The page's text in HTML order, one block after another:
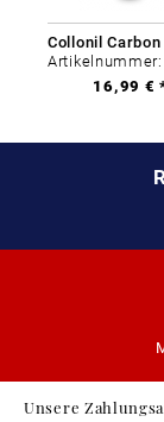
16,99 €
Unsere